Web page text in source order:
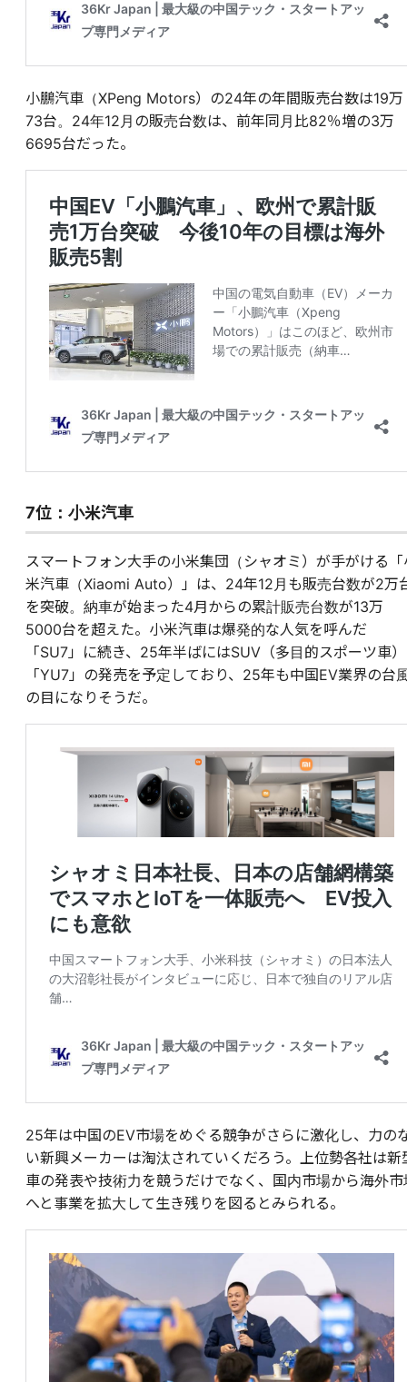
小鵬汽車（XPeng Motors）の24年の年間販売台数は19万
73台。24年12月の販売台数は、前年同月比82％増の3万
6695台だった。
7位：小米汽車
スマートフォン大手の小米集団（シャオミ）が手がける「
米汽車（Xiaomi Auto）」は、24年12月も販売台数が2万
を突破。納車が始まった4月からの累計販売台数が13万
5000台を超えた。小米汽車は爆発的な人気を呼んだ
「SU7」に続き、25年半ばにはSUV（多目的スポーツ車）
「YU7」の発売を予定しており、25年も中国EV業界の台
の目になりそうだ。
25年は中国のEV市場をめぐる競争がさらに激化し、力の
い新興メーカーは淘汰されていくだろう。上位勢各社は新
車の発表や技術力を競うだけでなく、国内市場から海外市
へと事業を拡大して生き残りを図るとみられる。